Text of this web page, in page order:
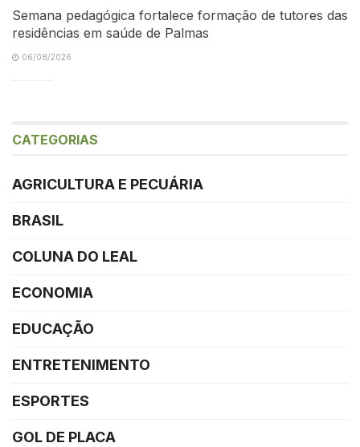
Semana pedagógica fortalece formação de tutores das
residências em saúde de Palmas
06/08/2026
CATEGORIAS
AGRICULTURA E PECUÁRIA
BRASIL
COLUNA DO LEAL
ECONOMIA
EDUCAÇÃO
ENTRETENIMENTO
ESPORTES
GOL DE PLACA